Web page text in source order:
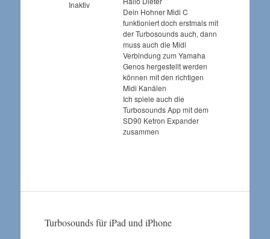
Inaktiv
Dein Hohner Midi C
funktioniert doch erstmals mit
der Turbosounds auch, dann
muss auch die Midi
Verbindung zum Yamaha
Genos hergestellt werden
können mit den richtigen
Midi Kanälen
Ich spiele auch die
Turbosounds App mit dem
SD90 Ketron Expander
zusammen
Turbosounds für iPad und iPhone